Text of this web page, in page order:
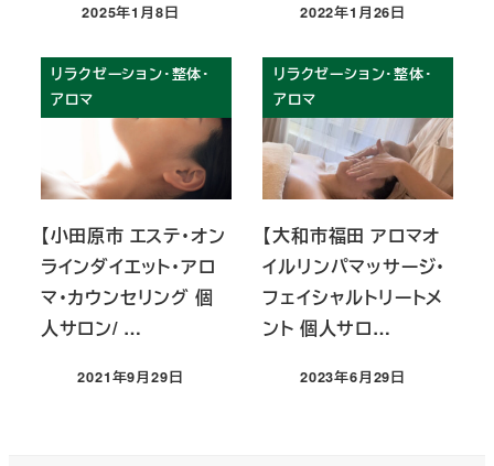
投稿日
2025年1月8日
投稿日
2022年1月26日
リラクゼーション・整体・
アロマ
【小田原市 エステ・オン
ラインダイエット・アロ
マ・カウンセリング 個
人サロン/ …
投稿日
2021年9月29日
リラクゼーション・整体・
アロマ
【大和市福田 アロマオ
イルリンパマッサージ・
フェイシャルトリートメ
ント 個人サロ…
投稿日
2023年6月29日